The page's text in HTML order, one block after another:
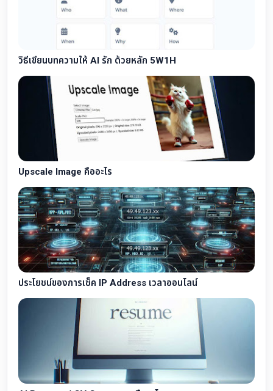
วิธีเขียนบทความให้ AI รัก ด้วยหลัก 5W1H
Upscale Image คืออะไร
ประโยชน์ของการเช็ค IP Address เวลาออนไลน์